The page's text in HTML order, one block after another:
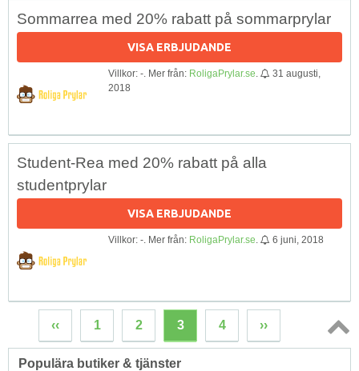
Sommarrea med 20% rabatt på sommarprylar
VISA ERBJUDANDE
Villkor: -. Mer från: RoligaPrylar.se
31 augusti,
2018
Student-Rea med 20% rabatt på alla
studentprylar
VISA ERBJUDANDE
Villkor: -. Mer från: RoligaPrylar.se 6 juni, 2018
‹‹ 1 2 3 4 ››
Topp
Populära butiker & tjänster